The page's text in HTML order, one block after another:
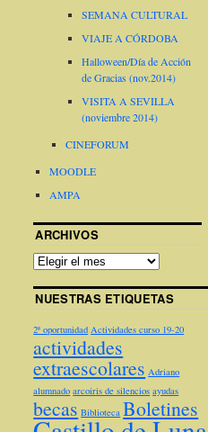
SEMANA CULTURAL
VIAJE A CÓRDOBA
Halloween/Día de Acción
de Gracias (nov.2014)
VISITA A SEVILLA
(noviembre 2014)
CINEFORUM
MOODLE
AMPA
ARCHIVOS
NUESTRAS ETIQUETAS
2ª oportunidad Actividades curso 19-20
actividades
extraescolares Adriano
alumnado arcoiris de silencios ayudas
becas Biblioteca Boletines